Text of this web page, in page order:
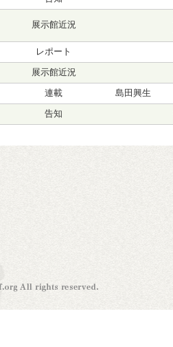
展示館近況
レポート
展示館近況
連載 島田興生
告知